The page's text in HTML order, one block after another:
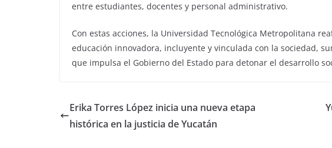
entre estudiantes, docentes y personal administrativo.
Con estas acciones, la Universidad Tecnológica Metropolitana
educación innovadora, incluyente y vinculada con la sociedad,
que impulsa el Gobierno del Estado para detonar el desarrollo
Erika Torres López inicia una nueva etapa
histórica en la justicia de Yucatán